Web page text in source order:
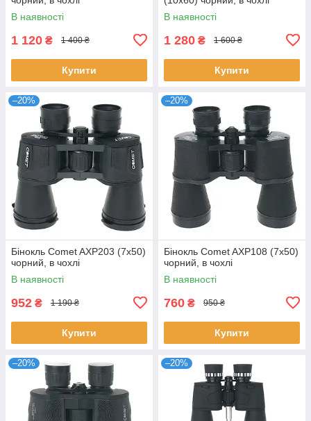
В наявності
1 120 ₴ 1 400 ₴
Купити
В наявності
1 280 ₴ 1 600 ₴
Купити
–20%
Бінокль Comet AXP203 (7x50)
чорний, в чохлі
В наявності
952 ₴ 1 190 ₴
Купити
–20%
Бінокль Comet AXP108 (7x50)
чорний, в чохлі
В наявності
760 ₴ 950 ₴
Купити
–20% –20%